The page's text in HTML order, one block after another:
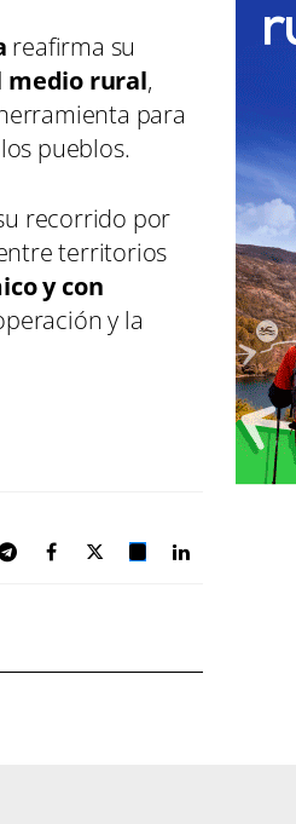
reafirma su
medio rural,
para
pueblos.
recorrido por
territorios
y con
y la